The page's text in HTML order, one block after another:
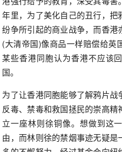
年里，为了美化自己的丑行，
纷争所引起的商业战争，而香
(大清帝国)像商品一样赔偿给英
某些香港同胞认为香港不应该
国。
为了让香港同胞能够了解鸦片
反毒、禁毒和救国拯民的崇高
立一座林则徐铜像。想做到这
由，而林则徐的禁烟事迹无疑